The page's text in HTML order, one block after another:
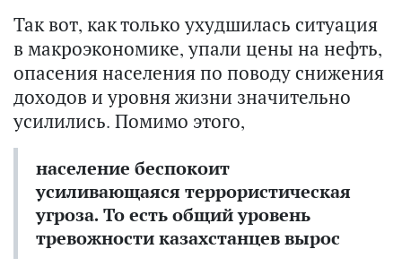
Так вот, как только ухудшилась ситуация
в макроэкономике, упали цены на нефть,
опасения населения по поводу снижения
доходов и уровня жизни значительно
усилились. Помимо этого,
население беспокоит
усиливающаяся террористическая
угроза. То есть общий уровень
тревожности казахстанцев вырос